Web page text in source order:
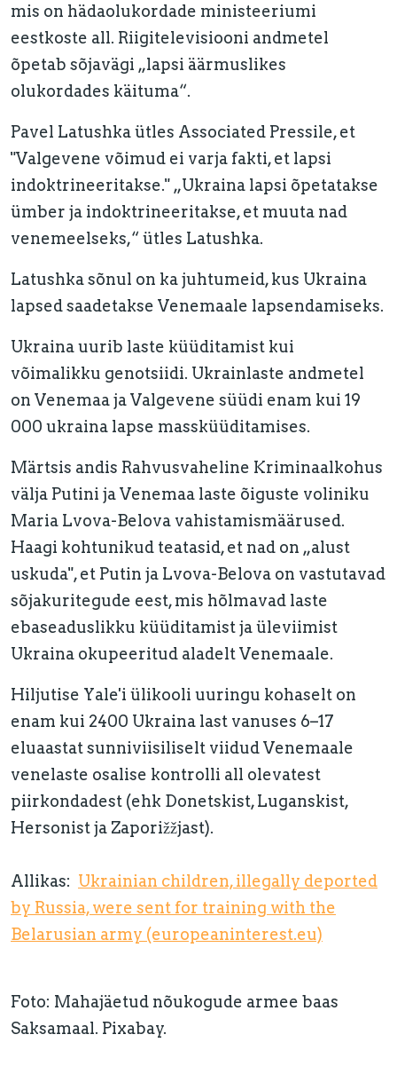
mis on hädaolukordade ministeeriumi
eestkoste all. Riigitelevisiooni andmetel
õpetab sõjavägi „lapsi äärmuslikes
olukordades käituma“.
Pavel Latushka ütles Associated Pressile, et
"Valgevene võimud ei varja fakti, et lapsi
indoktrineeritakse." „Ukraina lapsi õpetatakse
ümber ja indoktrineeritakse, et muuta nad
venemeelseks,“ ütles Latushka.
Latushka sõnul on ka juhtumeid, kus Ukraina
lapsed saadetakse Venemaale lapsendamiseks.
Ukraina uurib laste küüditamist kui
võimalikku genotsiidi. Ukrainlaste andmetel
on Venemaa ja Valgevene süüdi enam kui 19
000 ukraina lapse massküüditamises.
Märtsis andis Rahvusvaheline Kriminaalkohus
välja Putini ja Venemaa laste õiguste voliniku
Maria Lvova-Belova vahistamismäärused.
Haagi kohtunikud teatasid, et nad on „alust
uskuda", et Putin ja Lvova-Belova on vastutavad
sõjakuritegude eest, mis hõlmavad laste
ebaseaduslikku küüditamist ja üleviimist
Ukraina okupeeritud aladelt Venemaale.
Hiljutise Yale'i ülikooli uuringu kohaselt on
enam kui 2400 Ukraina last vanuses 6–17
eluaastat sunniviisiliselt viidud Venemaale
venelaste osalise kontrolli all olevatest
piirkondadest (ehk Donetskist, Luganskist,
Hersonist ja Zaporižžjast).
Allikas: Ukrainian children, illegally deported
by Russia, were sent for training with the
Belarusian army (europeaninterest.eu)
Foto: Mahajäetud nõukogude armee baas
Saksamaal. Pixabay.